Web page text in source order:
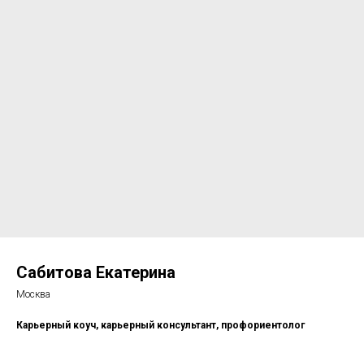
Сабитова Екатерина
Москва
Карьерный коуч, карьерный консультант, профориентолог